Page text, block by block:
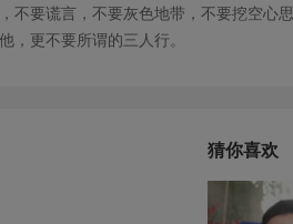
不要谎言，不要灰色地带，不要挖空心
，更不要所谓的三人行。
猜你喜欢